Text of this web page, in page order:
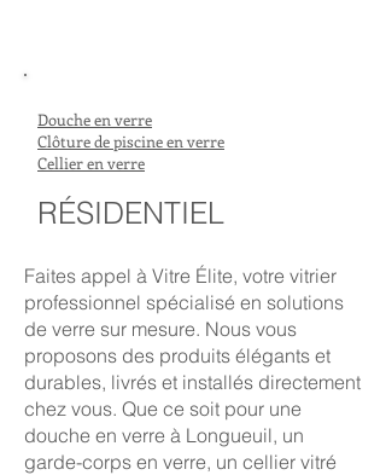
Douche en verre
Clôture de piscine en verre
Cellier en verre
RÉSIDENTIEL
Faites appel à Vitre Élite, votre vitrier
professionnel spécialisé en solutions
de verre sur mesure. Nous vous
proposons des produits élégants et
durables, livrés et installés directement
chez vous. Que ce soit pour une
douche en verre à Longueuil, un
garde-corps en verre, un cellier vitré